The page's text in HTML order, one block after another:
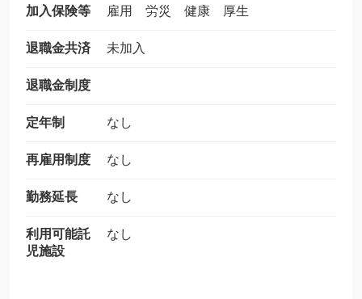
加入保険等 雇用 労災 健康 厚生
退職金共済 未加入
退職金制度
定年制 なし
再雇用制度 なし
勤務延長 なし
利用可能託
児施設
なし